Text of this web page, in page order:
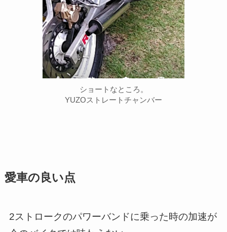
ショートなところ。
YUZOストレートチャンバー
愛車の良い点
2ストロークのパワーバンドに乗った時の加速が